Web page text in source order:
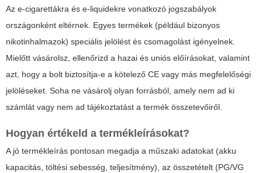
Az e-cigarettákra és e-liquidekre vonatkozó jogszabályok
országonként eltérnek. Egyes termékek (például bizonyos
nikotinhalmazok) speciális jelölést és csomagolást igényelnek.
Mielőtt vásárolsz, ellenőrizd a hazai és uniós előírásokat, valamint
azt, hogy a bolt biztosítja-e a kötelező CE vagy más megfelelőségi
jelöléseket. Soha ne vásárolj olyan forrásból, amely nem ad ki
számlát vagy nem ad tájékoztatást a termék összetevőiről.
Hogyan értékeld a termékleírásokat?
A jó termékleírás pontosan megadja a műszaki adatokat (akku
kapacitás, töltési sebesség, teljesítmény), az összetételt (PG/VG